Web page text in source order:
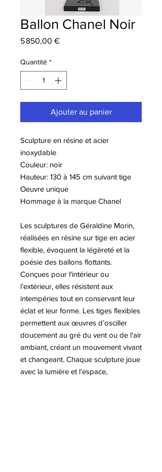
Ballon Chanel Noir
5 850,00 €Prix
Quantité *
Ajouter au panier
Sculpture en résine et acier
inoxydable
Couleur: noir
Hauteur: 130 à 145 cm suivant tige
Oeuvre unique
Hommage à la marque Chanel
Les sculptures de Géraldine Morin,
réalisées en résine sur tige en acier
flexible, évoquent la légèreté et la
poésie des ballons flottants.
Conçues pour l'intérieur ou
l’extérieur, elles résistent aux
intempéries tout en conservant leur
éclat et leur forme. Les tiges flexibles
permettent aux œuvres d’osciller
doucement au gré du vent ou de l'air
ambiant, créant un mouvement vivant
et changeant. Chaque sculpture joue
avec la lumière et l’espace,